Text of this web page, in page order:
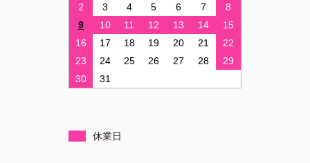
2
3 4 5 6 7
8
9
10 11 12 13 14
15
16
17 18 19 20 21
22
23
24 25 26 27 28
29
30
31
休業日